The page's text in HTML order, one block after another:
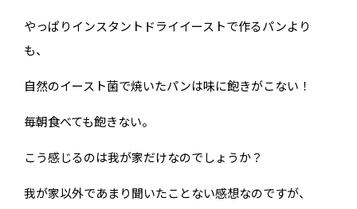
やっぱりインスタントドライイーストで作るパンより
も、
自然のイースト菌で焼いたパンは味に飽きがこない！
毎朝食べても飽きない。
こう感じるのは我が家だけなのでしょうか？
我が家以外であまり聞いたことない感想なのですが、